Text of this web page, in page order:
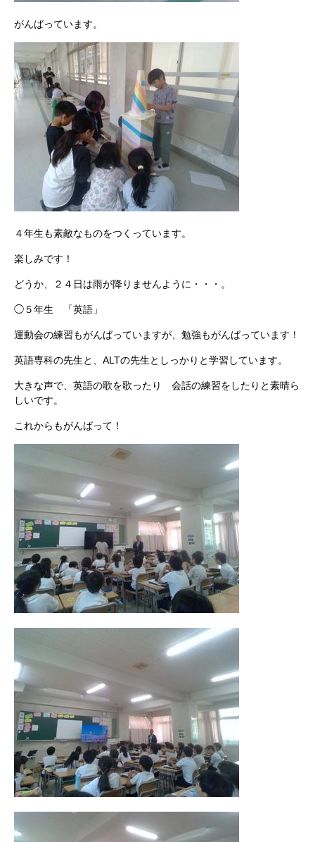
がんばっています。
４年生も素敵なものをつくっています。
楽しみです！
どうか、２４日は雨が降りませんように・・・。
◯５年生 「英語」
運動会の練習もがんばっていますが、勉強もがんばっています！
英語専科の先生と、ALTの先生としっかりと学習しています。
大きな声で、英語の歌を歌ったり 会話の練習をしたりと素晴ら
しいです。
これからもがんばって！